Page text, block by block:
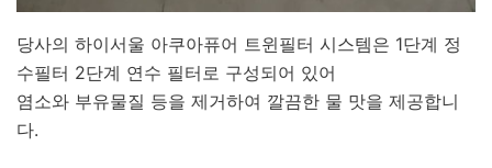
당사의 하이서울 아쿠아퓨어 트윈필터 시스템은 1단계 정
수필터 2단계 연수 필터로 구성되어 있어
염소와 부유물질 등을 제거하여 깔끔한 물 맛을 제공합니
다.